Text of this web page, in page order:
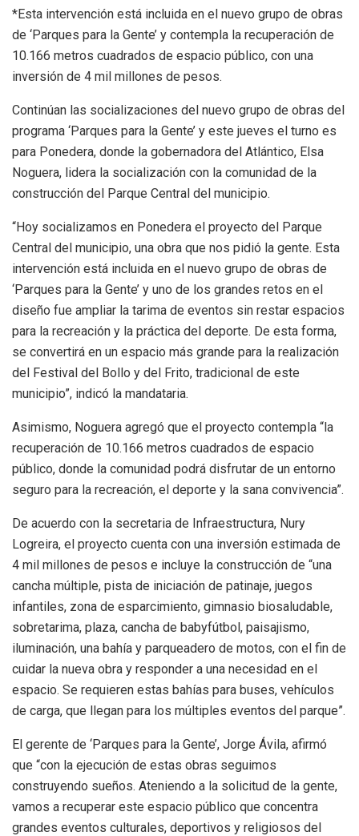
*Esta intervención está incluida en el nuevo grupo de obras
de ‘Parques para la Gente’ y contempla la recuperación de
10.166 metros cuadrados de espacio público, con una
inversión de 4 mil millones de pesos.
Continúan las socializaciones del nuevo grupo de obras del
programa ‘Parques para la Gente’ y este jueves el turno es
para Ponedera, donde la gobernadora del Atlántico, Elsa
Noguera, lidera la socialización con la comunidad de la
construcción del Parque Central del municipio.
“Hoy socializamos en Ponedera el proyecto del Parque
Central del municipio, una obra que nos pidió la gente. Esta
intervención está incluida en el nuevo grupo de obras de
‘Parques para la Gente’ y uno de los grandes retos en el
diseño fue ampliar la tarima de eventos sin restar espacios
para la recreación y la práctica del deporte. De esta forma,
se convertirá en un espacio más grande para la realización
del Festival del Bollo y del Frito, tradicional de este
municipio”, indicó la mandataria.
Asimismo, Noguera agregó que el proyecto contempla “la
recuperación de 10.166 metros cuadrados de espacio
público, donde la comunidad podrá disfrutar de un entorno
seguro para la recreación, el deporte y la sana convivencia”.
De acuerdo con la secretaria de Infraestructura, Nury
Logreira, el proyecto cuenta con una inversión estimada de
4 mil millones de pesos e incluye la construcción de “una
cancha múltiple, pista de iniciación de patinaje, juegos
infantiles, zona de esparcimiento, gimnasio biosaludable,
sobretarima, plaza, cancha de babyfútbol, paisajismo,
iluminación, una bahía y parqueadero de motos, con el fin de
cuidar la nueva obra y responder a una necesidad en el
espacio. Se requieren estas bahías para buses, vehículos
de carga, que llegan para los múltiples eventos del parque”.
El gerente de ‘Parques para la Gente’, Jorge Ávila, afirmó
que “con la ejecución de estas obras seguimos
construyendo sueños. Ateniendo a la solicitud de la gente,
vamos a recuperar este espacio público que concentra
grandes eventos culturales, deportivos y religiosos del